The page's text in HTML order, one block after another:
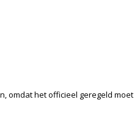
omdat het officieel geregeld moet